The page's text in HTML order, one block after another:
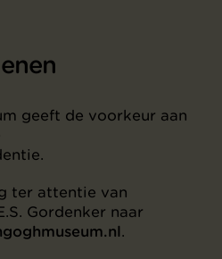
geeft de voorkeur aan
ter attentie van
Gordenker naar
.